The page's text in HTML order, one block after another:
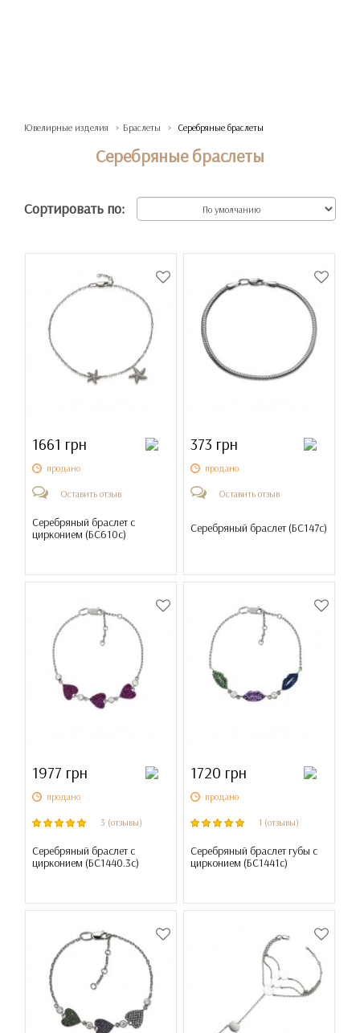
Ювелирные изделия Браслеты Серебряные браслеты
Серебряные браслеты
Сортировать по:
1661 грн
продано
Оставить отзыв
Серебряный браслет с
цирконием (БС610с)
373 грн
продано
Оставить отзыв
Серебряный браслет (БС147с)
1977 грн
продано
3 (отзывы)
Серебряный браслет с
цирконием (БС1440.3с)
1720 грн
продано
1 (отзывы)
Серебряный браслет губы с
цирконием (БС1441с)